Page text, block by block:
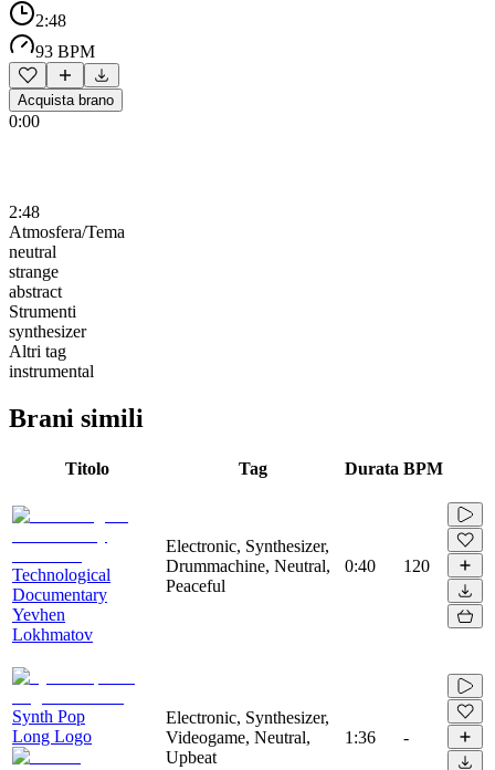
2:48
93 BPM
Acquista brano
0:00
2:48
Atmosfera/Tema
neutral
strange
abstract
Strumenti
synthesizer
Altri tag
instrumental
Brani simili
Titolo Tag Durata BPM
Technological
Documentary
Yevhen
Lokhmatov
Electronic, Synthesizer,
Drummachine, Neutral,
Peaceful
0:40 120
Synth Pop
Long Logo
Electronic, Synthesizer,
Videogame, Neutral,
Upbeat
1:36 -